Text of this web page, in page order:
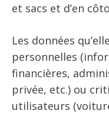
et sacs et d’en
Les données
personnelles
financières,
privée, etc.) ou
utilisateurs